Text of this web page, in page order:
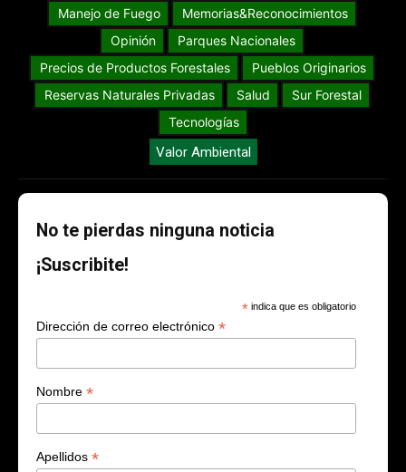
Manejo de Fuego
Memorias&Reconocimientos
Opinión
Parques Nacionales
Precios de Productos Forestales
Pueblos Originarios
Reservas Naturales Privadas
Salud
Sur Forestal
Tecnologías
Valor Ambiental
No te pierdas ninguna noticia
¡Suscribite!
* indica que es obligatorio
Dirección de correo electrónico *
Nombre *
Apellidos *